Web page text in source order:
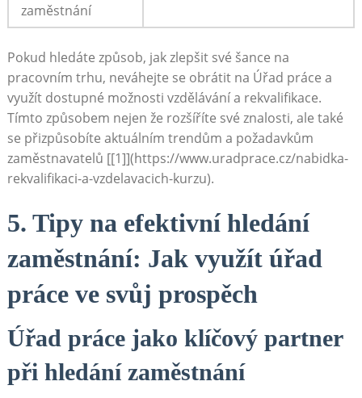
zaměstnání
Pokud hledáte způsob, jak zlepšit své šance na
pracovním trhu, neváhejte se obrátit na Úřad práce a
využít dostupné možnosti vzdělávání a rekvalifikace.
Tímto způsobem nejen že rozšíříte své znalosti, ale také
se přizpůsobíte aktuálním trendům a požadavkům
zaměstnavatelů [[1]](https://www.uradprace.cz/nabidka-
rekvalifikaci-a-vzdelavacich-kurzu).
5. Tipy na efektivní hledání
zaměstnání: Jak využít úřad
práce ve svůj prospěch
Úřad práce jako klíčový partner
při hledání zaměstnání